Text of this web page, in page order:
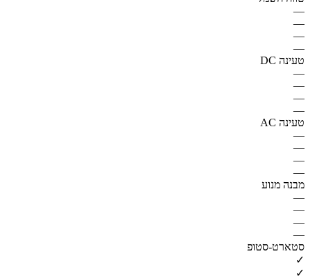
—
—
—
—
טעינה DC
—
—
—
—
טעינה AC
—
—
—
—
מבנה מנוע
—
—
—
—
סטארט-סטופ
✓
✓